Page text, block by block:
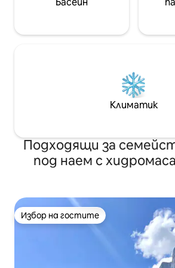
Климатик
Подходящи за
под наем с
Избор на гостите
Избор на гостите